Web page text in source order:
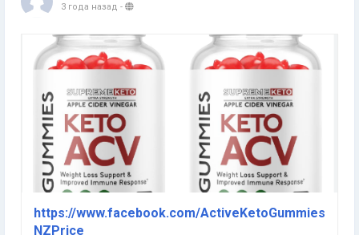
3 года назад -
https://www.facebook.com/ActiveKetoGummies
NZPrice